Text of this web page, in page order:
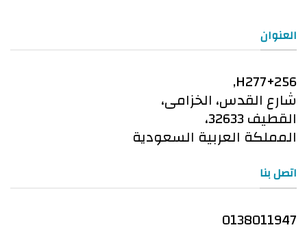
العنوان
H277+256,
شارع القدس، الخزامى،
القطيف 32633،
المملكة العربية السعودية
اتصل بنا
0138011947